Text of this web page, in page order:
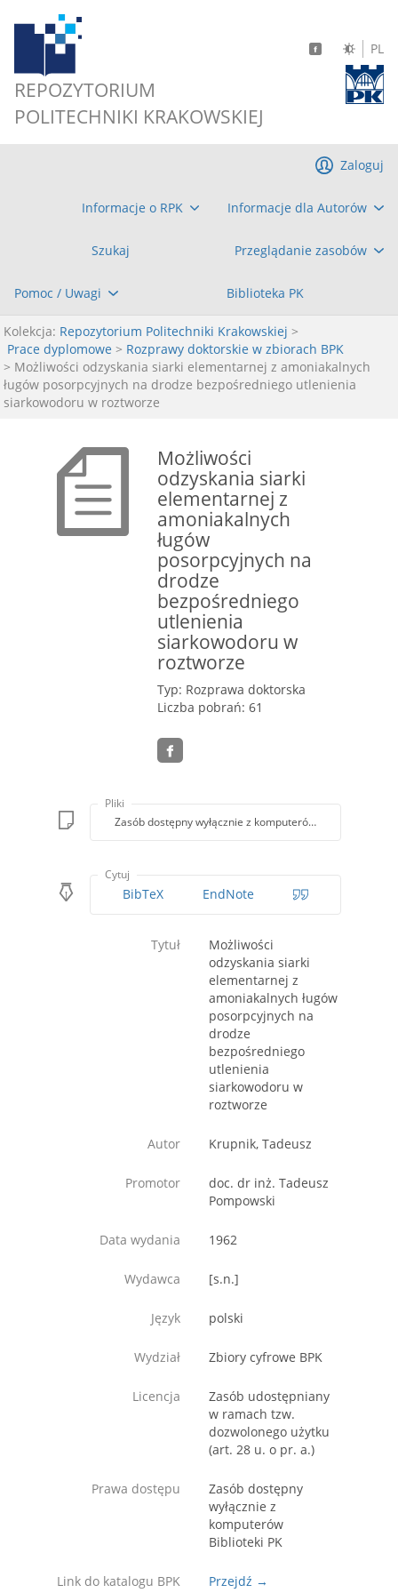
REPOZYTORIUM
POLITECHNIKI KRAKOWSKIEJ
PL
Informacje o RPK Informacje dla Autorów
Szukaj Przeglądanie zasobów
Pomoc / Uwagi Biblioteka PK
Zaloguj
Kolekcja: Repozytorium Politechniki Krakowskiej >
Prace dyplomowe > Rozprawy doktorskie w zbiorach BPK
> Możliwości odzyskania siarki elementarnej z amoniakalnych
ługów posorpcyjnych na drodze bezpośredniego utlenienia
siarkowodoru w roztworze
Możliwości
odzyskania siarki
elementarnej z
amoniakalnych
ługów
posorpcyjnych na
drodze
bezpośredniego
utlenienia
siarkowodoru w
roztworze
Typ: Rozprawa doktorska
Liczba pobrań: 61
Pliki
Zasób dostępny wyłącznie z komputerów Biblioteki PK
Cytuj
BibTeX EndNote
Tytuł
Możliwości
odzyskania siarki
elementarnej z
amoniakalnych ługów
posorpcyjnych na
drodze
bezpośredniego
utlenienia
siarkowodoru w
roztworze
Autor Krupnik, Tadeusz
Promotor
doc. dr inż. Tadeusz
Pompowski
Data wydania 1962
Wydawca [s.n.]
Język polski
Wydział Zbiory cyfrowe BPK
Licencja
Zasób udostępniany
w ramach tzw.
dozwolonego użytku
(art. 28 u. o pr. a.)
Prawa dostępu
Zasób dostępny
wyłącznie z
komputerów
Biblioteki PK
Link do katalogu BPK Przejdź →